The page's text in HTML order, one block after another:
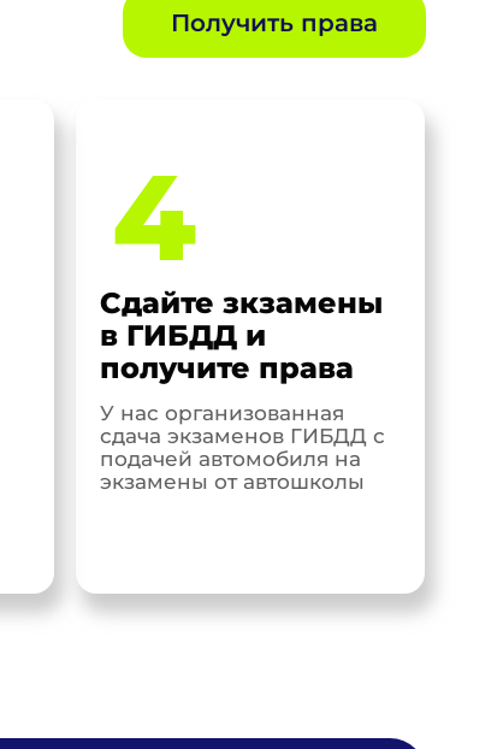
Получить права
4
Сдайте зкзамены
в ГИБДД и
получите права
У нас организованная
сдача экзаменов ГИБДД с
подачей автомобиля на
экзамены от автошколы